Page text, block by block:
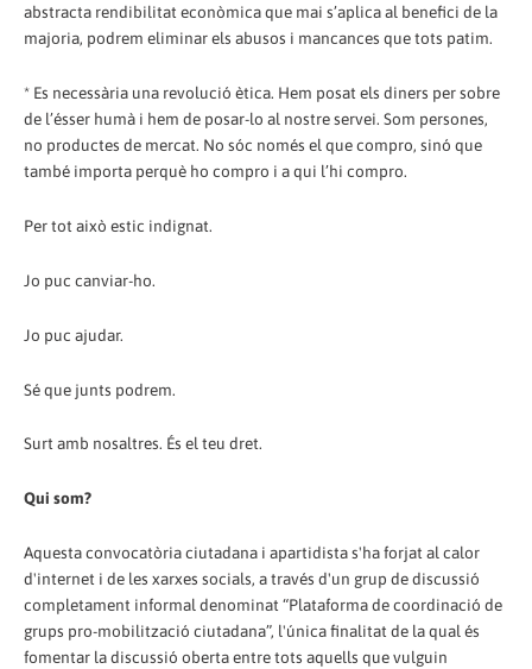
abstracta rendibilitat econòmica que mai s’aplica al benefici de la
majoria, podrem eliminar els abusos i mancances que tots patim.
* Es necessària una revolució ètica. Hem posat els diners per sobre
de l’ésser humà i hem de posar-lo al nostre servei. Som persones,
no productes de mercat. No sóc només el que compro, sinó que
també importa perquè ho compro i a qui l’hi compro.
Per tot això estic indignat.
Jo puc canviar-ho.
Jo puc ajudar.
Sé que junts podrem.
Surt amb nosaltres. És el teu dret.
Qui som?
Aquesta convocatòria ciutadana i apartidista s'ha forjat al calor
d'internet i de les xarxes socials, a través d'un grup de discussió
completament informal denominat “Plataforma de coordinació de
grups pro-mobilització ciutadana”, l'única finalitat de la qual és
fomentar la discussió oberta entre tots aquells que vulguin